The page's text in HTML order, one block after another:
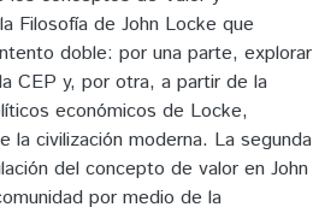
Filosofía de John Locke que
doble: por una parte, explorar
CEP y, por otra, a partir de la
económicos de Locke,
civilización moderna. La segunda
del concepto de valor en John
por medio de la